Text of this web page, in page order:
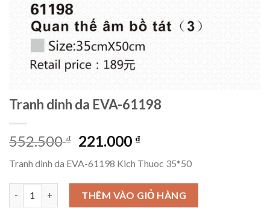
Tranh dinh da EVA-61198
552.500₫ Giá
là:
552.500 ₫.
221.000 ₫Giá
tại
là:
221.000 ₫.
Tranh dinh da EVA-61198 Kich Thuoc 35*50
Tranh dinh da EVA-61198 số lượng
THÊM VÀO GIỎ HÀNG